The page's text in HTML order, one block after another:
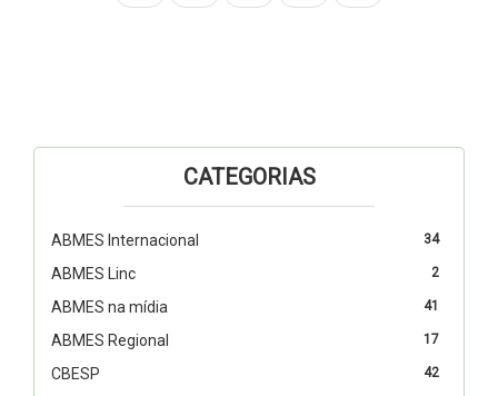
CATEGORIAS
34
ABMES Internacional
2
ABMES Linc
41
ABMES na mídia
17
ABMES Regional
42
CBESP